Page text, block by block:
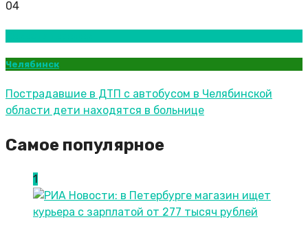
04
Челябинск
Пострадавшие в ДТП с автобусом в Челябинской
области дети находятся в больнице
Самое популярное
1